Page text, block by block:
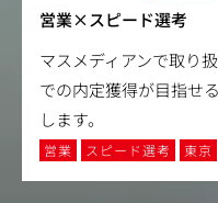
営業×スピード選考
マスメディアンで取り
での内定獲得が目指せ
します。
営業 スピード選考 東京